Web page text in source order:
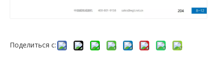
Поделиться с: